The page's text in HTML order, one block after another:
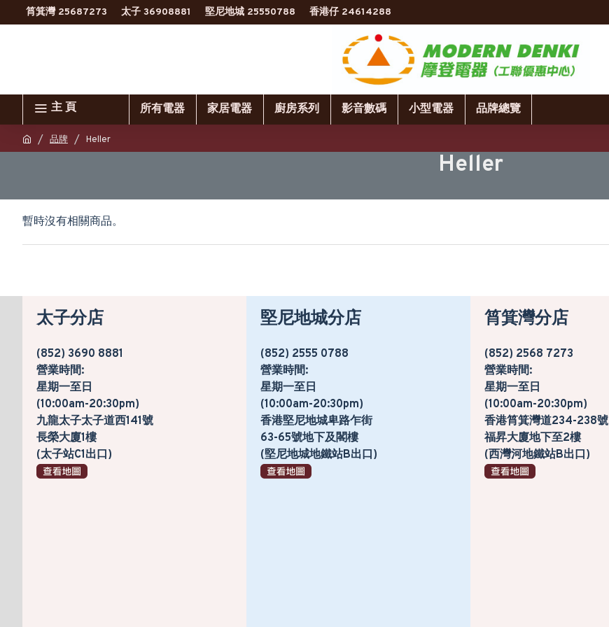
筲箕灣 25687273 太子 36908881 堅尼地城 25550788 香港仔 24614288
主 頁 所有電器 家居電器 廚房系列 影音數碼 小型電器 品牌總覽
品牌 Heller
Heller
暫時沒有相關商品。
太子分店
(852) 3690 8881
營業時間:
星期一至日
(10:00am-20:30pm)
九龍太子太子道西141號
長榮大廈1樓
(太子站C1出口)
堅尼地城分店
(852) 2555 0788
營業時間:
星期一至日
(10:00am-20:30pm)
香港堅尼地城卑路乍街
63-65號地下及閣樓
(堅尼地城地鐵站B出口)
筲箕灣分店
(852) 2568 7273
營業時間:
星期一至日
(10:00am-20:30pm)
香港筲箕灣道234-238號
福昇大廈地下至2樓
(西灣河地鐵站B出口)